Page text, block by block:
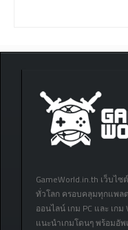
GameWorld.in.th เว็บไ
ทั่วโลก ครอบคลุมทุกแพล
ออนไลน์ เกม PC และ เก
แนะนำเกมโดนๆ พร้อมอั